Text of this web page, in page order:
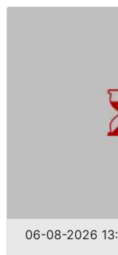
06-08-2026